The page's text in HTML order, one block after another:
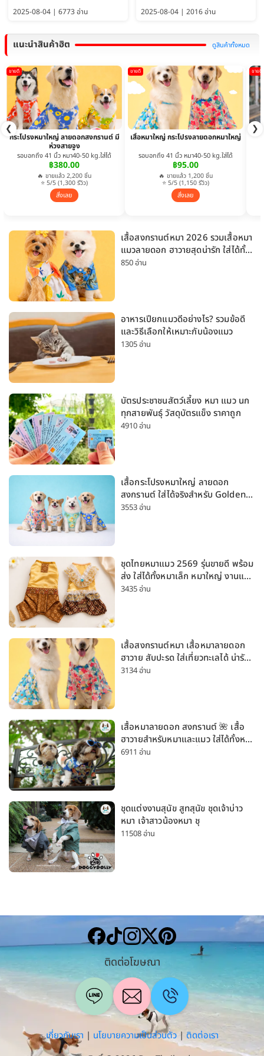
2025-08-04 | 6773 อ่าน 2025-08-04 | 2016 อ่าน
แนะนำสินค้าฮิต ดูสินค้าทั้งหมด
❮ ❯
ขายดี
กระโปรงหมาใหญ่ ลายดอกสงกรานต์ มี
ห่วงสายจูง
รอบอกถึง 41 นิ้ว หมา40-50 kg.ใส่ได้
฿380.00
🔥 ขายแล้ว 2,200 ชิ้น
⭐ 5/5 (1,300 รีวิว)
สั่งเลย
ขายดี
เสื้อหมาใหญ่ กระโปรงลายดอกหมาใหญ่
รอบอกถึง 41 นิ้ว หมา40-50 kg.ใส่ได้
฿95.00
🔥 ขายแล้ว 1,200 ชิ้น
⭐ 5/5 (1,150 รีวิว)
สั่งเลย
ขายดี
เสื้อสงกรานต์หมา 2026 รวมเสื้อหมา
แมวลายดอก ฮาวายสุดน่ารัก ใส่ได้ทั้ง
หมาเล็กและหมาใหญ่
850 อ่าน
อาหารเปียกแมวดีอย่างไร? รวมข้อดี
และวิธีเลือกให้เหมาะกับน้องแมว
1305 อ่าน
บัตรประชาชนสัตว์เลี้ยง หมา แมว นก
ทุกสายพันธุ์ วัสดุบัตรแข็ง ราคาถูก
4910 อ่าน
เสื้อกระโปรงหมาใหญ่ ลายดอก
สงกรานต์ ใส่ได้จริงสำหรับ Golden
Husky Labrador [อัปเดต 2026]
3553 อ่าน
ชุดไทยหมาแมว 2569 รุ่นขายดี พร้อม
ส่ง ใส่ได้ทั้งหมาเล็ก หมาใหญ่ งานแต่ง
สงกรานต์ ลอยกระทง
3435 อ่าน
เสื้อสงกรานต์หมา เสื้อหมาลายดอก
ฮาวาย สับปะรด ใส่เที่ยวทะเลได้ น่ารัก
ใส่ได้ทั้งหมาเล็กและหมาใหญ่
3134 อ่าน
เสื้อหมาลายดอก สงกรานต์ 🌺 เสื้อ
ฮาวายสำหรับหมาและแมว ใส่ได้ทั้งหมา
เล็กและหมาใหญ่ ใส่เที่ยวทะเลน่ารัก
6911 อ่าน
ชุดแต่งงานสุนัข สูทสุนัข ชุดเจ้าบ่าว
หมา เจ้าสาวน้องหมา ชุ
11508 อ่าน
ติดต่อโฆษณา
เกี่ยวกับเรา | นโยบายความเป็นส่วนตัว| ติดต่อเรา